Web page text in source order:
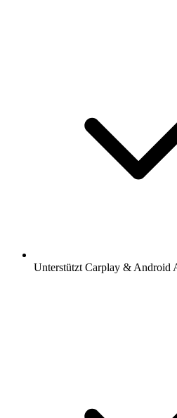
Unterstützt Carplay & Android